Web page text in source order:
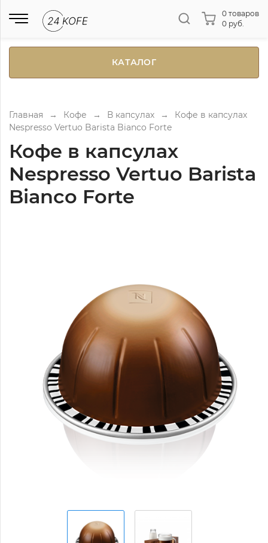
0 товаров
0 руб.
КАТАЛОГ
Главная → Кофе → В капсулах →
Кофе в капсулах
Nespresso Vertuo Barista Bianco Forte
Кофе в капсулах
Nespresso Vertuo Barista
Bianco Forte